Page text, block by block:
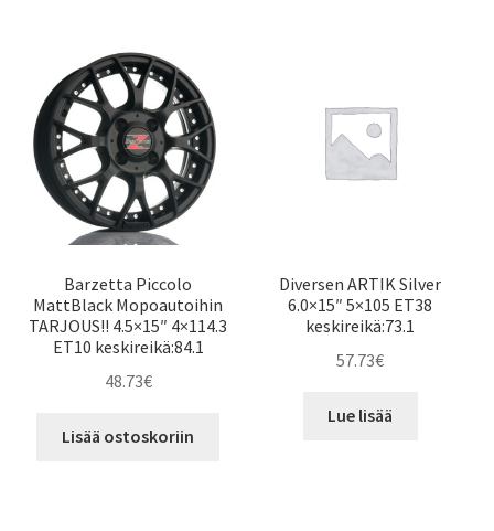
Barzetta Piccolo
MattBlack Mopoautoihin
TARJOUS!! 4.5×15″ 4×114.3
ET10 keskireikä:84.1
48.73€
Lisää ostoskoriin
Diversen ARTIK Silver
6.0×15″ 5×105 ET38
keskireikä:73.1
57.73€
Lue lisää